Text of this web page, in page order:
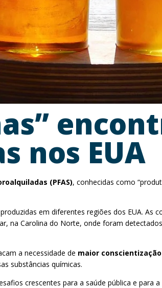
nos EUA
(PFAS), conhecidas como
em diferentes regiões dos EUA. As
na Carolina do Norte, onde foram
a necessidade de maior
substâncias químicas.
crescentes para a saúde pública e para